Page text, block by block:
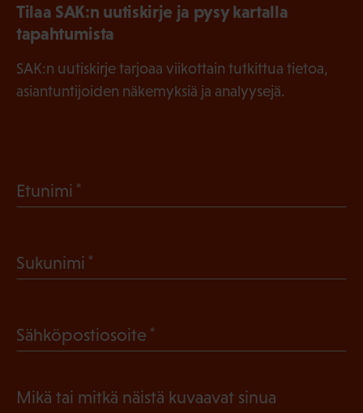
Tilaa SAK:n uutiskirje ja pysy kartalla
tapahtumista
SAK:n uutiskirje tarjoaa viikottain tutkittua tietoa,
asiantuntijoiden näkemyksiä ja analyysejä.
Etunimi
l
n
Sukunimi
k
l
Sähköpostiosoite
Mikä tai mitkä näistä kuvaavat sinua